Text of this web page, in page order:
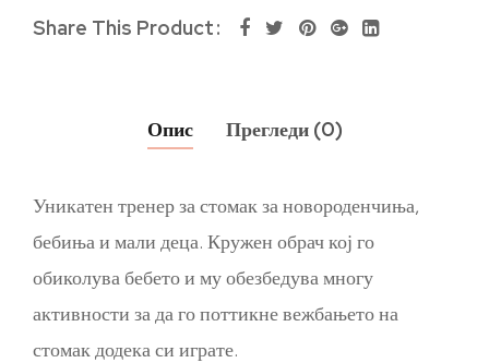
Share This Product
Опис Прегледи (0)
Уникатен тренер за стомак за новороденчиња,
бебиња и мали деца. Кружен обрач кој го
обиколува бебето и му обезбедува многу
активности за да го поттикне вежбањето на
стомак додека си играте.